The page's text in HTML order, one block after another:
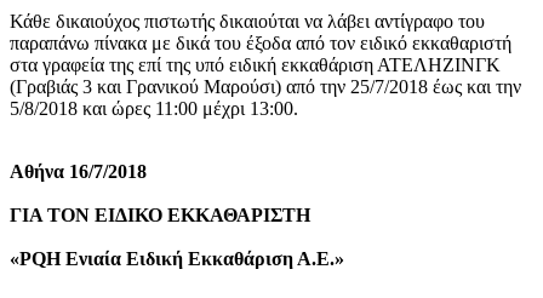
Κάθε δικαιούχος πιστωτής δικαιούται να λάβει αντίγραφο του
παραπάνω πίνακα με δικά του έξοδα από τον ειδικό εκκαθαριστή
στα γραφεία της επί της υπό ειδική εκκαθάριση ΑΤΕΛΗΖΙΝΓΚ
(Γραβιάς 3 και Γρανικού Μαρούσι) από την 25/7/2018 έως και την
5/8/2018 και ώρες 11:00 μέχρι 13:00.
Αθήνα 16/7/2018
ΓΙΑ ΤΟΝ ΕΙΔΙΚΟ ΕΚΚΑΘΑΡΙΣΤΗ
«PQH Ενιαία Ειδική Εκκαθάριση Α.Ε.»